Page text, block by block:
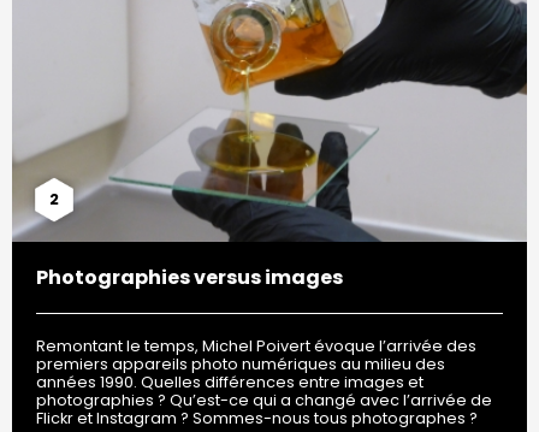
2
Photographies versus images
Remontant le temps, Michel Poivert évoque l’arrivée des
premiers appareils photo numériques au milieu des
années 1990. Quelles différences entre images et
photographies ? Qu’est-ce qui a changé avec l’arrivée de
Flickr et Instagram ? Sommes-nous tous photographes ?